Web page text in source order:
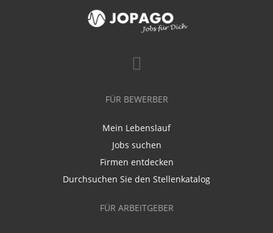
FÜR BEWERBER
Mein Lebenslauf
Jobs suchen
Firmen entdecken
Durchsuchen Sie den Stellenkatalog
FÜR ARBEITGEBER